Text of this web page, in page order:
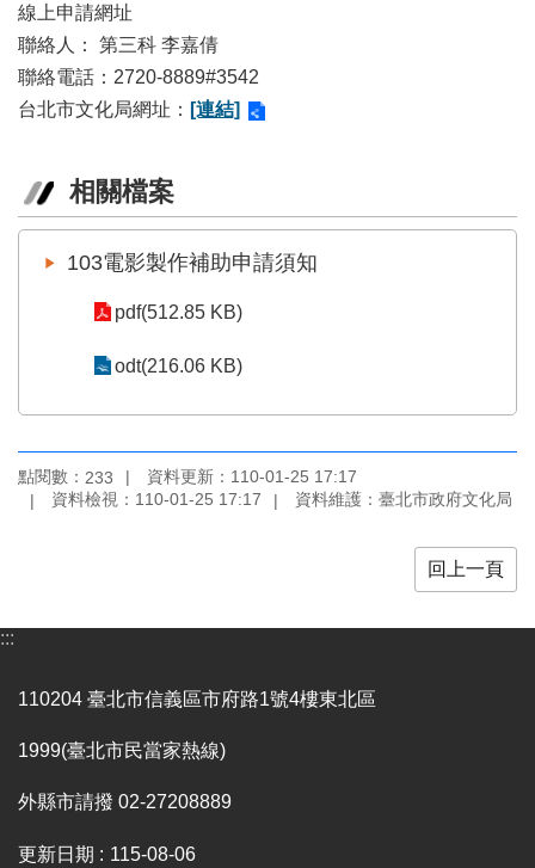
音
專
區
頁
系
雙
語
易
專
線上申請網址
聯絡人： 第三科 李嘉倩
聯絡電話：2720-8889#3542
台北市文化局網址： [連結]
相關檔案
103電影製作補助申請須知
pdf(512.85 KB)
odt(216.06 KB)
點閱數： 233
資料更新：110-01-25 17:17
資料檢視：110-01-25 17:17
資料維護：臺北市政府文化局
回上一頁
:::
110204 臺北市信義區市府路1號4樓東北區
1999(臺北市民當家熱線)
外縣市請撥 02-27208889
更新日期 115-08-06